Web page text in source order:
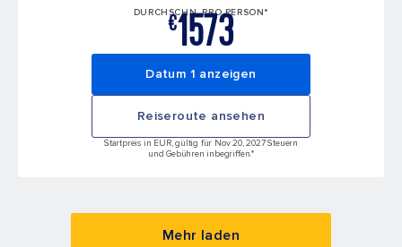
DURCHSCHN. PRO PERSON*
€1573
Datum 1 anzeigen
Reiseroute ansehen
Startpreis in EUR, gültig für Nov 20, 2027 Steuern
und Gebühren inbegriffen.*
Mehr laden